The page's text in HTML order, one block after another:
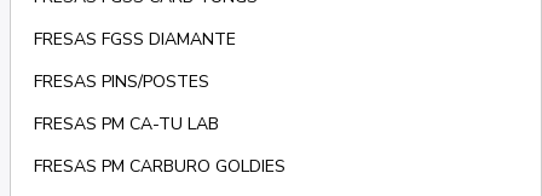
FRESAS FGSS DIAMANTE
FRESAS PINS/POSTES
FRESAS PM CA-TU LAB
FRESAS PM CARBURO GOLDIES